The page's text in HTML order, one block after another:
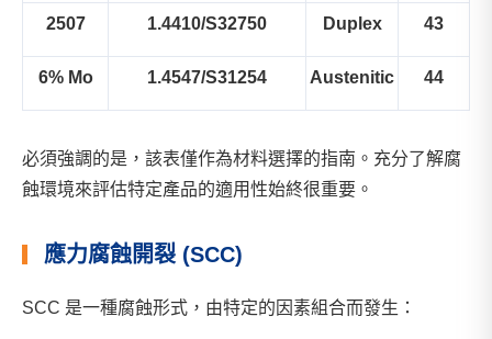
2507 1.4410/S32750 Duplex 43
6% Mo 1.4547/S31254 Austenitic 44
必須強調的是，該表僅作為材料選擇的指南。充分了解腐
蝕環境來評估特定產品的適用性始終很重要。
應力腐蝕開裂 (SCC)
SCC 是一種腐蝕形式，由特定的因素組合而發生：